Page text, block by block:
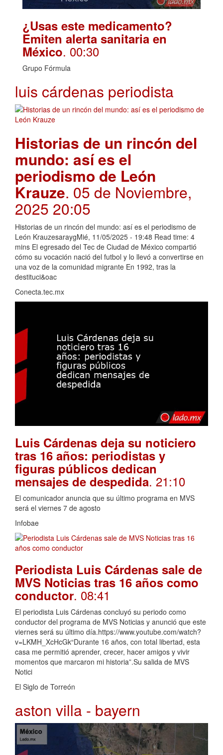
¿Usas este medicamento?
Emiten alerta sanitaria en
México. 00:30
Grupo Fórmula
luis cárdenas periodista
Historias de un rincón del
mundo: así es el
periodismo de León
Krauze. 05 de Noviembre,
2025 20:05
Historias de un rincón del mundo: así es el periodismo de
León KrauzesaraygMié, 11/05/2025 - 19:48 Read time: 4
mins El egresado del Tec de Ciudad de México compartió
cómo su vocación nació del futbol y lo llevó a convertirse en
una voz de la comunidad migrante En 1992, tras la
destituci&oac
Conecta.tec.mx
Luis Cárdenas deja su noticiero
tras 16 años: periodistas y
figuras públicos dedican
mensajes de despedida. 21:10
El comunicador anuncia que su último programa en MVS
será el viernes 7 de agosto
Infobae
Periodista Luis Cárdenas sale de
MVS Noticias tras 16 años como
conductor. 08:41
El periodista Luis Cárdenas concluyó su periodo como
conductor del programa de MVS Noticias y anunció que este
viernes será su último día.https://www.youtube.com/watch?
v=LKMH_XcHcGk“Durante 16 años, con total libertad, esta
casa me permitió aprender, crecer, hacer amigos y vivir
momentos que marcaron mi historia”.Su salida de MVS
Notici
El Siglo de Torreón
aston villa - bayern